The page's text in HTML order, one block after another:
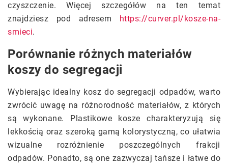
czyszczenie. Więcej szczegółów na ten temat
znajdziesz pod adresem
https://curver.pl/kosze-na-
smieci.
Porównanie różnych materiałów
koszy do segregacji
Wybierając idealny kosz do segregacji odpadów, warto
zwrócić uwagę na różnorodność materiałów, z których
są wykonane. Plastikowe kosze charakteryzują się
lekkością oraz szeroką gamą kolorystyczną, co ułatwia
wizualne rozróżnienie poszczególnych frakcji
odpadów. Ponadto, są one zazwyczaj tańsze i łatwe do